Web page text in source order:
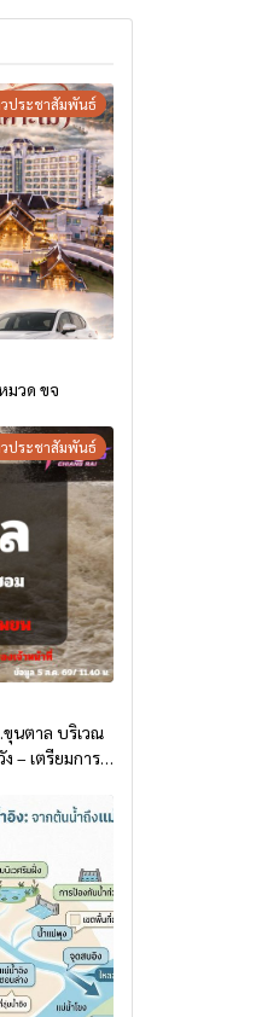
ประชาสัมพันธ์
มวด ขจ
ประชาสัมพันธ์
ขุนตาล บริเวณ
– เตรียมการ